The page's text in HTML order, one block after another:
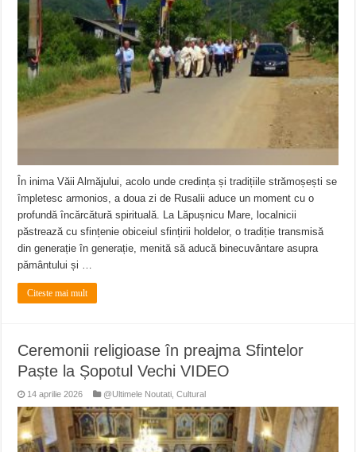
ANUNŢ OPRIRE APĂ în CARANSEBEȘ avarie
ANUNȚ OPRIRE APĂ în Reșița, cartier Țerova – avarie – 04.08.2026
În inima Văii Almăjului, acolo unde credința și tradițiile strămoșești se
împletesc armonios, a doua zi de Rusalii aduce un moment cu o
profundă încărcătură spirituală. La Lăpușnicu Mare, localnicii
păstrează cu sfințenie obiceiul sfințirii holdelor, o tradiție transmisă
din generație în generație, menită să aducă binecuvântare asupra
pământului și …
Citeste mai mult
Ceremonii religioase în preajma Sfintelor
Paște la Șopotul Vechi VIDEO
14 aprilie 2026 @Ultimele Noutati ,Cultural